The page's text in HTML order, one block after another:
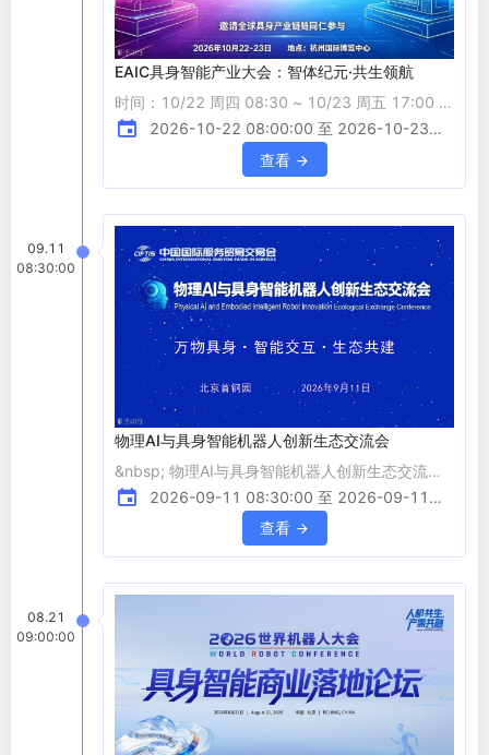
EAIC具身智能产业大会：智体纪元·共生领航
时间：10/22 周四 08:30 ~ 10/23 周五 17:00 地
点：浙江杭州杭州国际博览中心 活动详情 【引
言：站在人类文明的第四次转折点】 回望人类历
史的长河，每一次生产力的质变，都伴随着某种核
对肌肉力量的解放，电力与互联网是对大脑算力的
延伸，那么当下，具身智能（Embodied AI）的觉
醒，正是人类文明向着实体智能的第四次伟大跨
越。 这不是
2026-10-22 08:00:00 至 2026-10-23
查看
09.11
08:30:00
物理AI与具身智能机器人创新生态交流会
&nbsp; 物理AI与具身智能机器人创新生态交流会
主题：万物具身・智能交互・生态共建 时间：
2026年9月11日&nbsp; &nbsp; &nbsp; 地点：北
京首钢园 &nbsp; 一、组织结构： &nbsp;服贸会
联合国贸易和发展会、经济合作与发展组织
2026-09-11 08:30:00 至 2026-09-11
查看
08.21
09:00:00